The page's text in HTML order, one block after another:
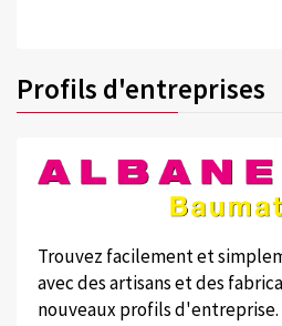
Profils d'entreprises
Trouvez facilement et
avec des artisans et des
nouveaux profils d'entreprise.